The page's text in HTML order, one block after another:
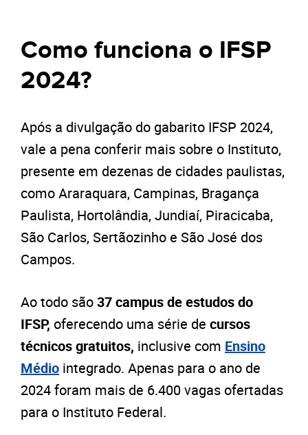
Como funciona o IFSP
2024?
Após a divulgação do gabarito IFSP 2024,
vale a pena conferir mais sobre o Instituto,
presente em dezenas de cidades paulistas,
como Araraquara, Campinas, Bragança
Paulista, Hortolândia, Jundiaí, Piracicaba,
São Carlos, Sertãozinho e São José dos
Campos.
Ao todo são37 campus de estudos do
IFSP, oferecendo uma série de cursos
técnicos gratuitos, inclusive com Ensino
Médio integrado. Apenas para o ano de
2024 foram mais de 6.400 vagas ofertadas
para o Instituto Federal.